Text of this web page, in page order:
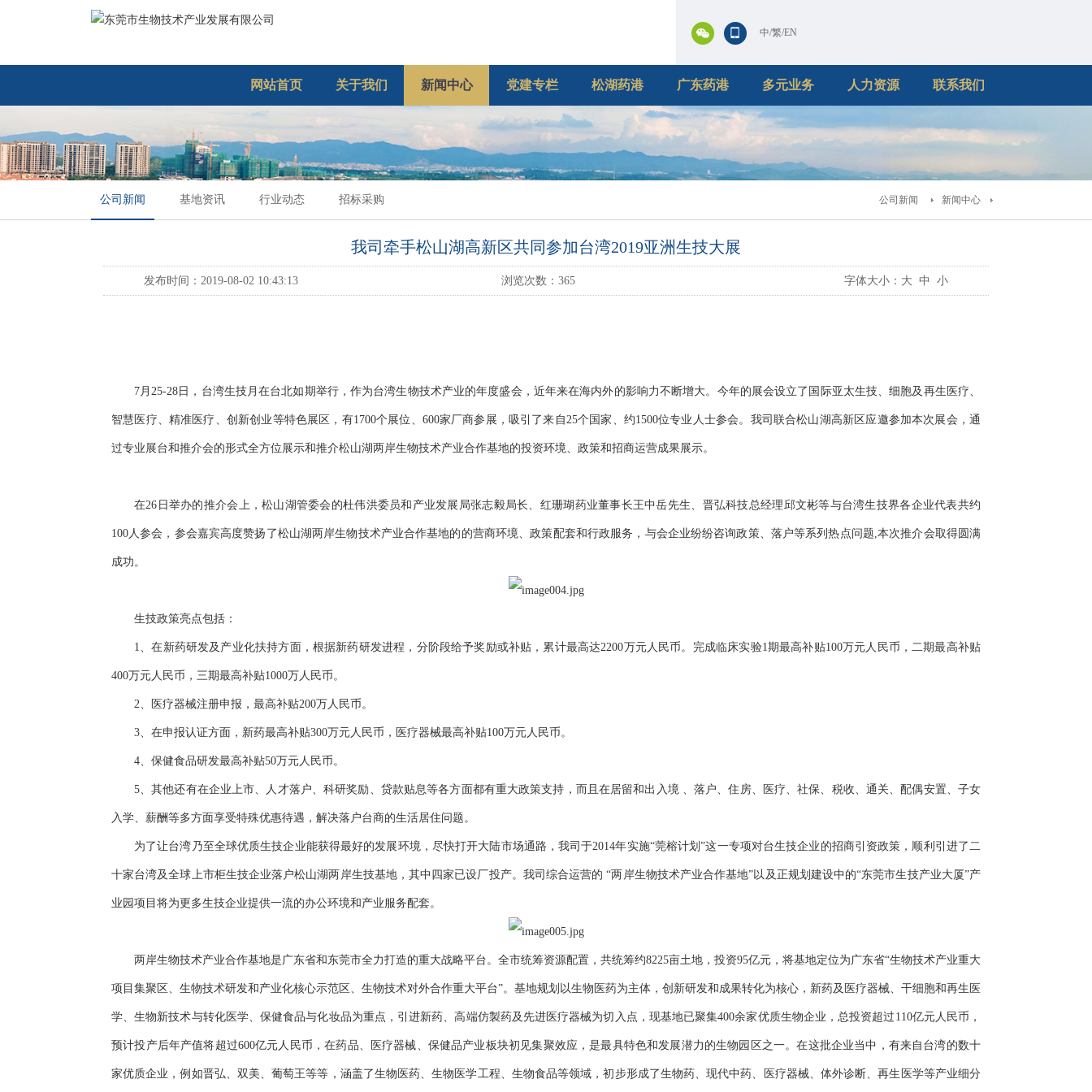
中/繁/EN
网站首页 关于我们 新闻中心 党建专栏 松湖药港 广东药港 多元业务 人力资源 联系我们
公司新闻 基地资讯 行业动态 招标采购 公司新闻 新闻中心
我司牵手松山湖高新区共同参加台湾2019亚洲生技大展
发布时间：2019-08-02 10:43:13 浏览次数： 365 字体大小： 大 中 小
7月25-28日，台湾生技月在台北如期举行，作为台湾生物技术产业的年度盛会，近年来在海内外的影响力不断增大。今年的展会设立了国际亚太生技、细胞及再生医疗、
智慧医疗、精准医疗、创新创业等特色展区，有1700个展位、600家厂商参展，吸引了来自25个国家、约1500位专业人士参会。我司联合松山湖高新区应邀参加本次展会，通
过专业展台和推介会的形式全方位展示和推介松山湖两岸生物技术产业合作基地的投资环境、政策和招商运营成果展示。
在26日举办的推介会上，松山湖管委会的杜伟洪委员和产业发展局张志毅局长、红珊瑚药业董事长王中岳先生、晋弘科技总经理邱文彬等与台湾生技界各企业代表共约
100人参会，参会嘉宾高度赞扬了松山湖两岸生物技术产业合作基地的的营商环境、政策配套和行政服务，与会企业纷纷咨询政策、落户等系列热点问题,本次推介会取得圆满
成功。
生技政策亮点包括：
1、在新药研发及产业化扶持方面，根据新药研发进程，分阶段给予奖励或补贴，累计最高达2200万元人民币。完成临床实验1期最高补贴100万元人民币，二期最高补贴
400万元人民币，三期最高补贴1000万人民币。
2、医疗器械注册申报，最高补贴200万人民币。
3、在申报认证方面，新药最高补贴300万元人民币，医疗器械最高补贴100万元人民币。
4、保健食品研发最高补贴50万元人民币。
5、其他还有在企业上市、人才落户、科研奖励、贷款贴息等各方面都有重大政策支持，而且在居留和出入境 、落户、住房、医疗、社保、税收、通关、配偶安置、子女
入学、薪酬等多方面享受特殊优惠待遇，解决落户台商的生活居住问题。
为了让台湾乃至全球优质生技企业能获得最好的发展环境，尽快打开大陆市场通路，我司于2014年实施“莞榕计划”这一专项对台生技企业的招商引资政策，顺利引进了二
十家台湾及全球上市柜生技企业落户松山湖两岸生技基地，其中四家已设厂投产。我司综合运营的 “两岸生物技术产业合作基地”以及正规划建设中的“东莞市生技产业大厦”产
业园项目将为更多生技企业提供一流的办公环境和产业服务配套。
两岸生物技术产业合作基地是广东省和东莞市全力打造的重大战略平台。全市统筹资源配置，共统筹约8225亩土地，投资95亿元，将基地定位为广东省“生物技术产业重大
项目集聚区、生物技术研发和产业化核心示范区、生物技术对外合作重大平台”。基地规划以生物医药为主体，创新研发和成果转化为核心，新药及医疗器械、干细胞和再生医
学、生物新技术与转化医学、保健食品与化妆品为重点，引进新药、高端仿製药及先进医疗器械为切入点，现基地已聚集400余家优质生物企业，总投资超过110亿元人民币，
预计投产后年产值将超过600亿元人民币，在药品、医疗器械、保健品产业板块初见集聚效应，是最具特色和发展潜力的生物园区之一。在这批企业当中，有来自台湾的数十
家优质企业，例如晋弘、双美、葡萄王等等，涵盖了生物医药、生物医学工程、生物食品等领域，初步形成了生物药、现代中药、医疗器械、体外诊断、再生医学等产业细分